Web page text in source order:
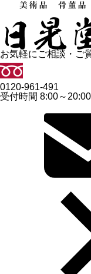
お気軽にご相談・ご
0120-961-491
受付時間 8:00～